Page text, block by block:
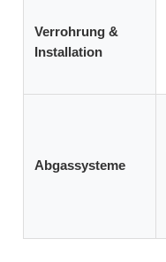
Verrohrung &
Installation
Abgassysteme